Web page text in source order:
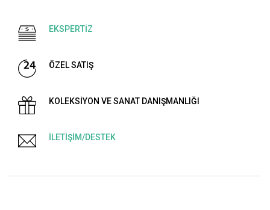
EKSPERTİZ
ÖZEL SATIŞ
KOLEKSİYON VE SANAT DANIŞMANLIĞI
İLETİŞİM/DESTEK